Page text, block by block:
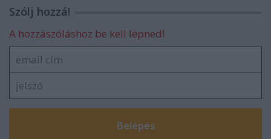
Szólj hozzá!
A hozzászóláshoz be kell lépned!